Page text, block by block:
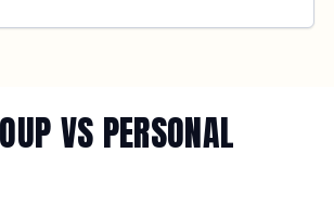
VS PERSONAL